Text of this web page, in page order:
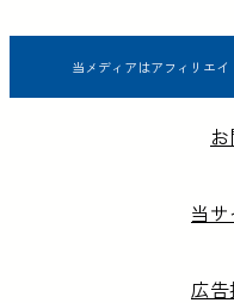
当メディアはアフィリエ
当
広